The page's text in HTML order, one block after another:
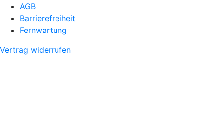
AGB
Barrierefreiheit
Fernwartung
Vertrag widerrufen